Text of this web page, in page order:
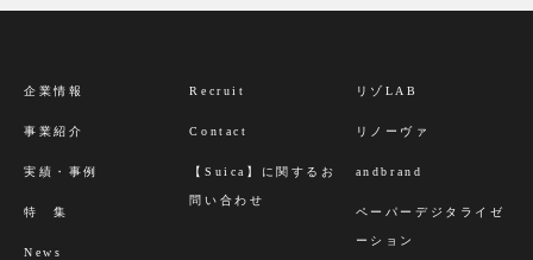
お客様からご提供いただいた個人情報は、法令等によ
６．お客様の個人情報の開示・訂正・削除について
お客様から、弊社にご提供いただいた個人情報につい
て開示・訂正・削除を請求することができます。お客
企業情報
事業紹介
実績・事例
特 集
News
Recruit
Contact
【Suica】に関するお
問い合わせ
リゾLAB
リノーヴァ
andbrand
ペーパーデジタライゼ
ーション